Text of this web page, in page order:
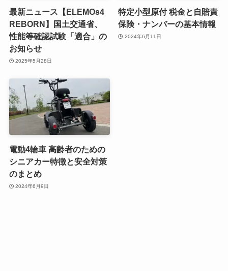
最新ニュース【ELEMOs4
REBORN】国土交通省、
性能等確認試験「適合」の
お知らせ
2025年5月28日
特定小型原付 税金と自賠責
保険・ナンバーの基本情報
2024年6月11日
電動4輪車 高齢者のための
シニアカー特徴と安全対策
のまとめ
2024年6月9日